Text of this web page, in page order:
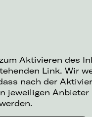
Aktivieren des
Link. Wir
nach der
jeweiligen Anbieter